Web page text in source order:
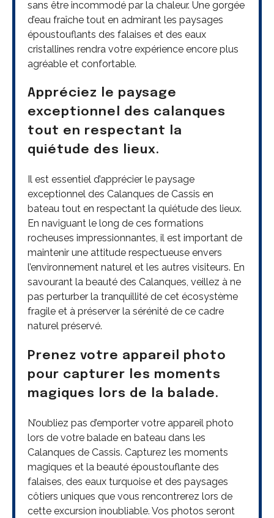
sans être incommodé par la chaleur. Une gorgée
d’eau fraîche tout en admirant les paysages
époustouflants des falaises et des eaux
cristallines rendra votre expérience encore plus
agréable et confortable.
Appréciez le paysage
exceptionnel des calanques
tout en respectant la
quiétude des lieux.
Il est essentiel d’apprécier le paysage
exceptionnel des Calanques de Cassis en
bateau tout en respectant la quiétude des lieux.
En naviguant le long de ces formations
rocheuses impressionnantes, il est important de
maintenir une attitude respectueuse envers
l’environnement naturel et les autres visiteurs. En
savourant la beauté des Calanques, veillez à ne
pas perturber la tranquillité de cet écosystème
fragile et à préserver la sérénité de ce cadre
naturel préservé.
Prenez votre appareil photo
pour capturer les moments
magiques lors de la balade.
N’oubliez pas d’emporter votre appareil photo
lors de votre balade en bateau dans les
Calanques de Cassis. Capturez les moments
magiques et la beauté époustouflante des
falaises, des eaux turquoise et des paysages
côtiers uniques que vous rencontrerez lors de
cette excursion inoubliable. Vos photos seront